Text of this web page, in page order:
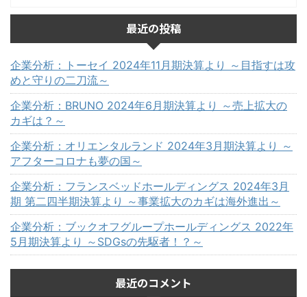
最近の投稿
企業分析：トーセイ 2024年11月期決算より ～目指すは攻
めと守りの二刀流～
企業分析：BRUNO 2024年6月期決算より ～売上拡大の
カギは？～
企業分析：オリエンタルランド 2024年3月期決算より ～
アフターコロナも夢の国～
企業分析：フランスベッドホールディングス 2024年3月
期 第二四半期決算より ～事業拡大のカギは海外進出～
企業分析：ブックオフグループホールディングス 2022年
5月期決算より ～SDGsの先駆者！？～
最近のコメント